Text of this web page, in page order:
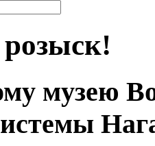
музею